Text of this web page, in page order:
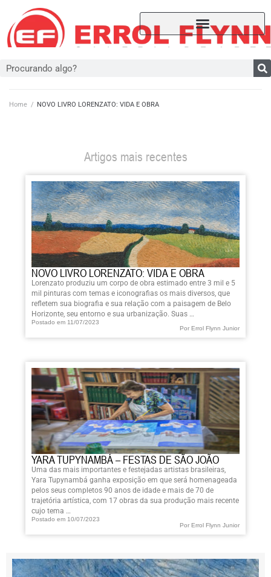
Home / NOVO LIVRO LORENZATO: VIDA E OBRA
Artigos mais recentes
NOVO LIVRO LORENZATO: VIDA E OBRA
Lorenzato produziu um corpo de obra estimado entre 3 mil e 5
mil pinturas com temas e iconografias os mais diversos, que
refletem sua biografia e sua relação com a paisagem de Belo
Horizonte, seu entorno e sua urbanização. Suas …
Postado em 11/07/2023
Por Errol Flynn Junior
YARA TUPYNAMBÁ – FESTAS DE SÃO JOÃO
Uma das mais importantes e festejadas artistas brasileiras,
Yara Tupynambá ganha exposição em que será homenageada
pelos seus completos 90 anos de idade e mais de 70 de
trajetória artística, com 17 obras da sua produção mais recente
cujo tema …
Postado em 10/07/2023
Por Errol Flynn Junior